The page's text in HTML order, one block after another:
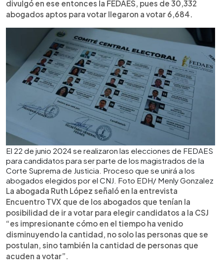
divulgó en ese entonces la FEDAES, pues de 30,332
abogados aptos para votar llegaron a votar 6,684.
El 22 de junio 2024 se realizaron las elecciones de FEDAES
para candidatos para ser parte de los magistrados de la
Corte Suprema de Justicia. Proceso que se unirá a los
abogados elegidos por el CNJ. Foto EDH/ Menly Gonzalez
La abogada Ruth López señaló en la entrevista
Encuentro TVX que de los abogados que tenían la
posibilidad de ir a votar para elegir candidatos a la CSJ
“es impresionante cómo en el tiempo ha venido
disminuyendo la cantidad, no solo las personas que se
postulan, sino también la cantidad de personas que
acuden a votar”.